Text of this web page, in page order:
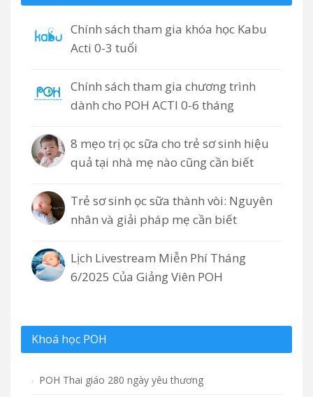
Chính sách tham gia khóa học Kabu
Acti 0-3 tuổi
Chính sách tham gia chương trình
dành cho POH ACTI 0-6 tháng
8 mẹo trị ọc sữa cho trẻ sơ sinh hiệu
quả tại nhà mẹ nào cũng cần biết
Trẻ sơ sinh ọc sữa thành vòi: Nguyên
nhân và giải pháp mẹ cần biết
Lịch Livestream Miễn Phí Tháng
6/2025 Của Giảng Viên POH
Khoá học POH
POH Thai giáo 280 ngày yêu thương